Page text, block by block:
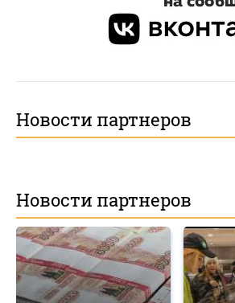
Новости партнеров
Новости партнеров